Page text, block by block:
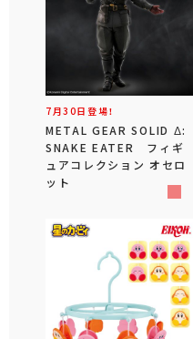
7月30日登場！
METAL GEAR SOLID Δ:
SNAKE EATER フィギ
ュアコレクション オセロ
ット